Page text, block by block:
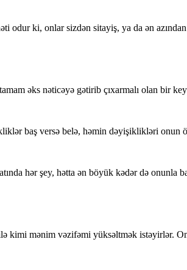
odur ki, onlar sizdən sitayiş, ya da ən
əks nəticəyə gətirib çıxarmalı olan bir
baş versə belə, həmin dəyişiklikləri onun
hər şey, hətta ən böyük kədər də onunla
kimi mənim vəzifəmi yüksəltmək istəyirlər.